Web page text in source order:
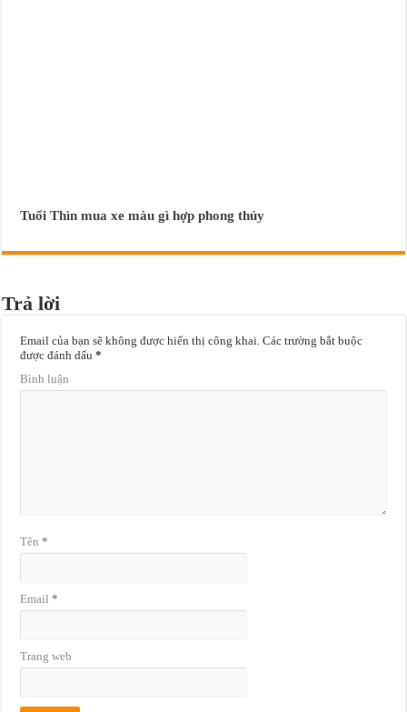
Tuổi Thìn mua xe màu gì hợp phong thủy
Trả lời
Email của bạn sẽ không được hiển thị công khai. Các trường bắt buộc
được đánh dấu*
Bình luận
Tên*
Email*
Trang web